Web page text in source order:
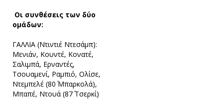
Οι συνθέσεις των δύο
ομάδων:
ΓΑΛΛΙΑ (Ντιντιέ Ντεσάμπ):
Μενιάν, Κουντέ, Κονατέ,
Σαλιμπά, Ερναντές,
Τσουαμενί, Ραμπιό, Ολίσε,
Ντεμπελέ (80΄ Μπαρκολά),
Μπαπέ, Ντουά (87΄ Τσερκί)